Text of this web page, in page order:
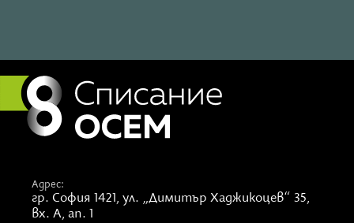
Адрес:
гр. София 1421, ул. „Димитър Хаджикоцев“ 35,
вх. А, ап. 1